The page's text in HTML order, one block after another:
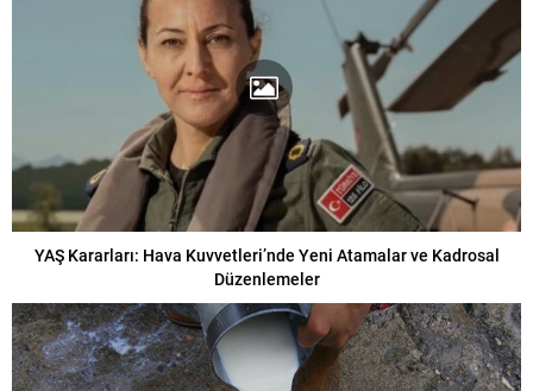
YAŞ Kararları: Hava Kuvvetleri’nde Yeni Atamalar ve Kadrosal
Düzenlemeler